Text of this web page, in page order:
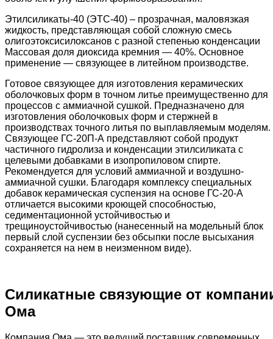
Этилсиликаты-40 (ЭТС-40) – прозрачная, маловязкая
жидкость, представляющая собой сложную смесь
олигоэтоксисилоксанов с разной степенью конденсации
Массовая доля диоксида кремния — 40%. Основное
применение — связующее в литейном производстве.
Готовое связующее для изготовления керамических
оболочковых форм в точном литье преимущественно для
процессов с аммиачной сушкой. Предназначено для
изготовления оболочковых форм и стержней в
производствах точного литья по выплавляемым моделям.
Связующее ГС-20П-А представляют собой продукт
частичного гидролиза и конденсации этилсиликата с
целевыми добавками в изопропиловом спирте.
Рекомендуется для условий аммиачной и воздушно-
аммиачной сушки. Благодаря комплексу специальных
добавок керамическая суспензия на основе ГС-20-А
отличается высокими кроющей способностью,
седиментационной устойчивостью и
трещиноустойчивостью (нанесенный на модельный блок
первый слой суспензии без обсыпки после высыхания
сохраняется на нем в неизменном виде).
Силикатные связующие от
Ома